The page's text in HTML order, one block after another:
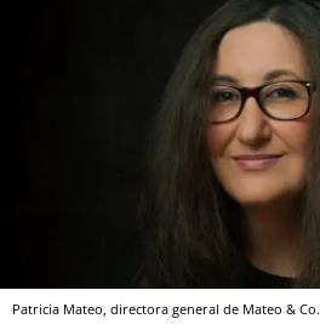
Patricia Mateo, directora general de Mateo & Co.